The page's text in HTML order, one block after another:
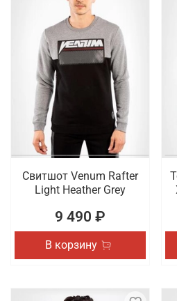
Свитшот Venum Rafter
Light Heather Grey
9 490 ₽
В корзину